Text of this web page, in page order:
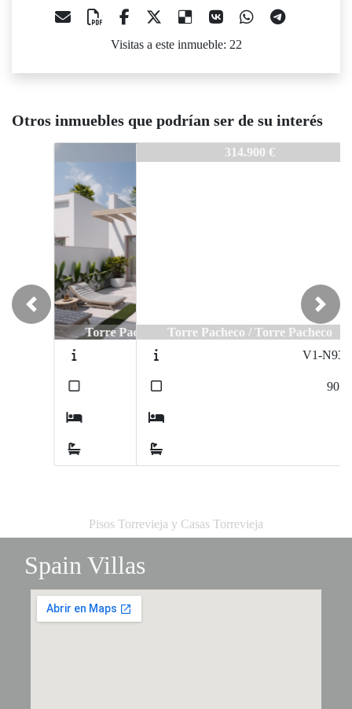
Visitas a este inmueble: 22
Otros inmuebles que podrían ser de su interés
Torre Pacheco / Torre Pacheco
Previous Next
Pisos Torrevieja y Casas Torrevieja
Spain Villas